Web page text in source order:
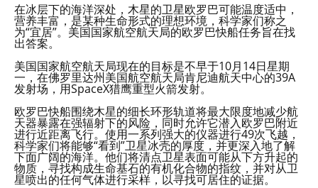
在冰层下的海洋深处，木星的卫星欧罗巴可能温度适中，
营养丰富，是某种生命形式的理想环境，科学家们称之
为“宜居”。美国国家航空航天局的欧罗巴快船任务旨在找
出答案。
美国国家航空航天局现在的目标是不早于10月14日星期
一，在佛罗里达州美国航空航天局肯尼迪航天中心的39A
发射场，用SpaceX猎鹰重型火箭发射。
欧罗巴快船围绕木星的细长环形轨道将最大限度地减少航
天器暴露在强辐射下的风险，同时允许它潜入欧罗巴附近
进行近距离飞行。使用一系列强大的仪器进行49次飞越，
科学家们将能够“看到”卫星冰壳的厚度，并更深入地了解
下面广阔的海洋。他们将清点卫星表面可能从下方升起的
物质，寻找构成生命基石的有机化合物的指纹，并对从卫
星喷出的任何气体进行采样，以寻找可居住的证据。